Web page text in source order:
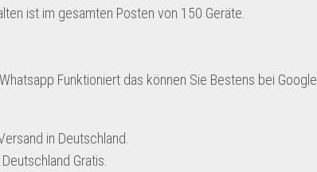
ist im gesamten Posten von 150 Geräte.
Funktioniert das können Sie Bestens bei Google
in Deutschland.
Gratis.